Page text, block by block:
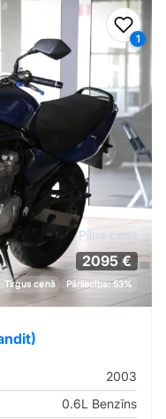
1
Pilna cena
2095 €
Tirgus cenā Pārliecība: 53%
2003
0.6L Benzīns